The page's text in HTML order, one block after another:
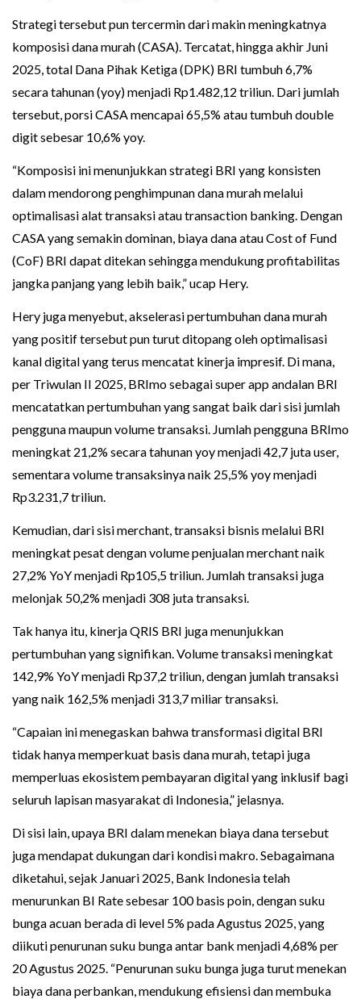
Strategi tersebut pun tercermin dari makin meningkatnya
komposisi dana murah (CASA). Tercatat, hingga akhir Juni
2025, total Dana Pihak Ketiga (DPK) BRI tumbuh 6,7%
secara tahunan (yoy) menjadi Rp1.482,12 triliun. Dari jumlah
tersebut, porsi CASA mencapai 65,5% atau tumbuh double
digit sebesar 10,6% yoy.
“Komposisi ini menunjukkan strategi BRI yang konsisten
dalam mendorong penghimpunan dana murah melalui
optimalisasi alat transaksi atau transaction banking. Dengan
CASA yang semakin dominan, biaya dana atau Cost of Fund
(CoF) BRI dapat ditekan sehingga mendukung profitabilitas
jangka panjang yang lebih baik,” ucap Hery.
Hery juga menyebut, akselerasi pertumbuhan dana murah
yang positif tersebut pun turut ditopang oleh optimalisasi
kanal digital yang terus mencatat kinerja impresif. Di mana,
per Triwulan II 2025, BRImo sebagai super app andalan BRI
mencatatkan pertumbuhan yang sangat baik dari sisi jumlah
pengguna maupun volume transaksi. Jumlah pengguna BRImo
meningkat 21,2% secara tahunan yoy menjadi 42,7 juta user,
sementara volume transaksinya naik 25,5% yoy menjadi
Rp3.231,7 triliun.
Kemudian, dari sisi merchant, transaksi bisnis melalui BRI
meningkat pesat dengan volume penjualan merchant naik
27,2% YoY menjadi Rp105,5 triliun. Jumlah transaksi juga
melonjak 50,2% menjadi 308 juta transaksi.
Tak hanya itu, kinerja QRIS BRI juga menunjukkan
pertumbuhan yang signifikan. Volume transaksi meningkat
142,9% YoY menjadi Rp37,2 triliun, dengan jumlah transaksi
yang naik 162,5% menjadi 313,7 miliar transaksi.
“Capaian ini menegaskan bahwa transformasi digital BRI
tidak hanya memperkuat basis dana murah, tetapi juga
memperluas ekosistem pembayaran digital yang inklusif bagi
seluruh lapisan masyarakat di Indonesia,” jelasnya.
Di sisi lain, upaya BRI dalam menekan biaya dana tersebut
juga mendapat dukungan dari kondisi makro. Sebagaimana
diketahui, sejak Januari 2025, Bank Indonesia telah
menurunkan BI Rate sebesar 100 basis poin, dengan suku
bunga acuan berada di level 5% pada Agustus 2025, yang
diikuti penurunan suku bunga antar bank menjadi 4,68% per
20 Agustus 2025. “Penurunan suku bunga juga turut menekan
biaya dana perbankan, mendukung efisiensi dan membuka